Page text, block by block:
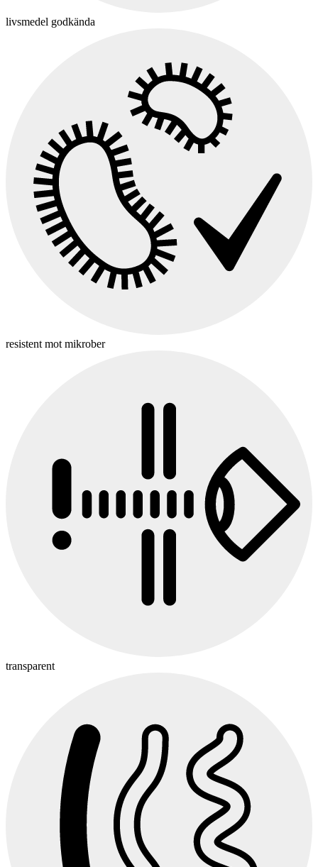
livsmedel godkända
resistent mot mikrober
transparent